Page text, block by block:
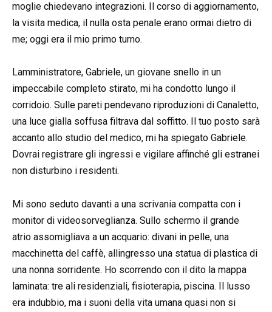
moglie chiedevano integrazioni. Il corso di aggiornamento,
la visita medica, il nulla osta penale erano ormai dietro di
me; oggi era il mio primo turno.
Lamministratore, Gabriele, un giovane snello in un
impeccabile completo stirato, mi ha condotto lungo il
corridoio. Sulle pareti pendevano riproduzioni di Canaletto,
una luce gialla soffusa filtrava dal soffitto. Il tuo posto sarà
accanto allo studio del medico, mi ha spiegato Gabriele.
Dovrai registrare gli ingressi e vigilare affinché gli estranei
non disturbino i residenti.
Mi sono seduto davanti a una scrivania compatta con i
monitor di videosorveglianza. Sullo schermo il grande
atrio assomigliava a un acquario: divani in pelle, una
macchinetta del caffè, allingresso una statua di plastica di
una nonna sorridente. Ho scorrendo con il dito la mappa
laminata: tre ali residenziali, fisioterapia, piscina. Il lusso
era indubbio, ma i suoni della vita umana quasi non si